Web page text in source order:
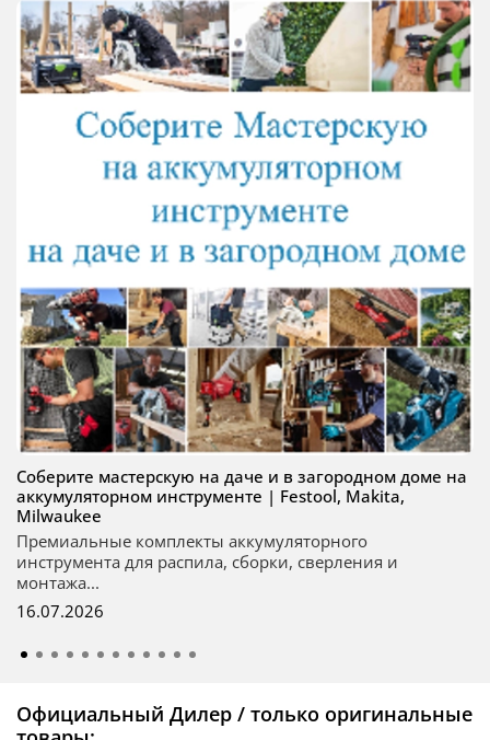
Соберите мастерскую на даче и в загородном доме на
аккумуляторном инструменте | Festool, Makita,
Milwaukee
Премиальные комплекты аккумуляторного
инструмента для распила, сборки, сверления и
монтажа...
16.07.2026
Официальный Дилер / только оригинальные